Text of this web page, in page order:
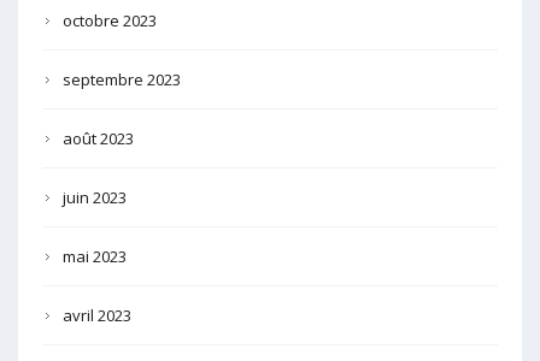
octobre 2023
septembre 2023
août 2023
juin 2023
mai 2023
avril 2023